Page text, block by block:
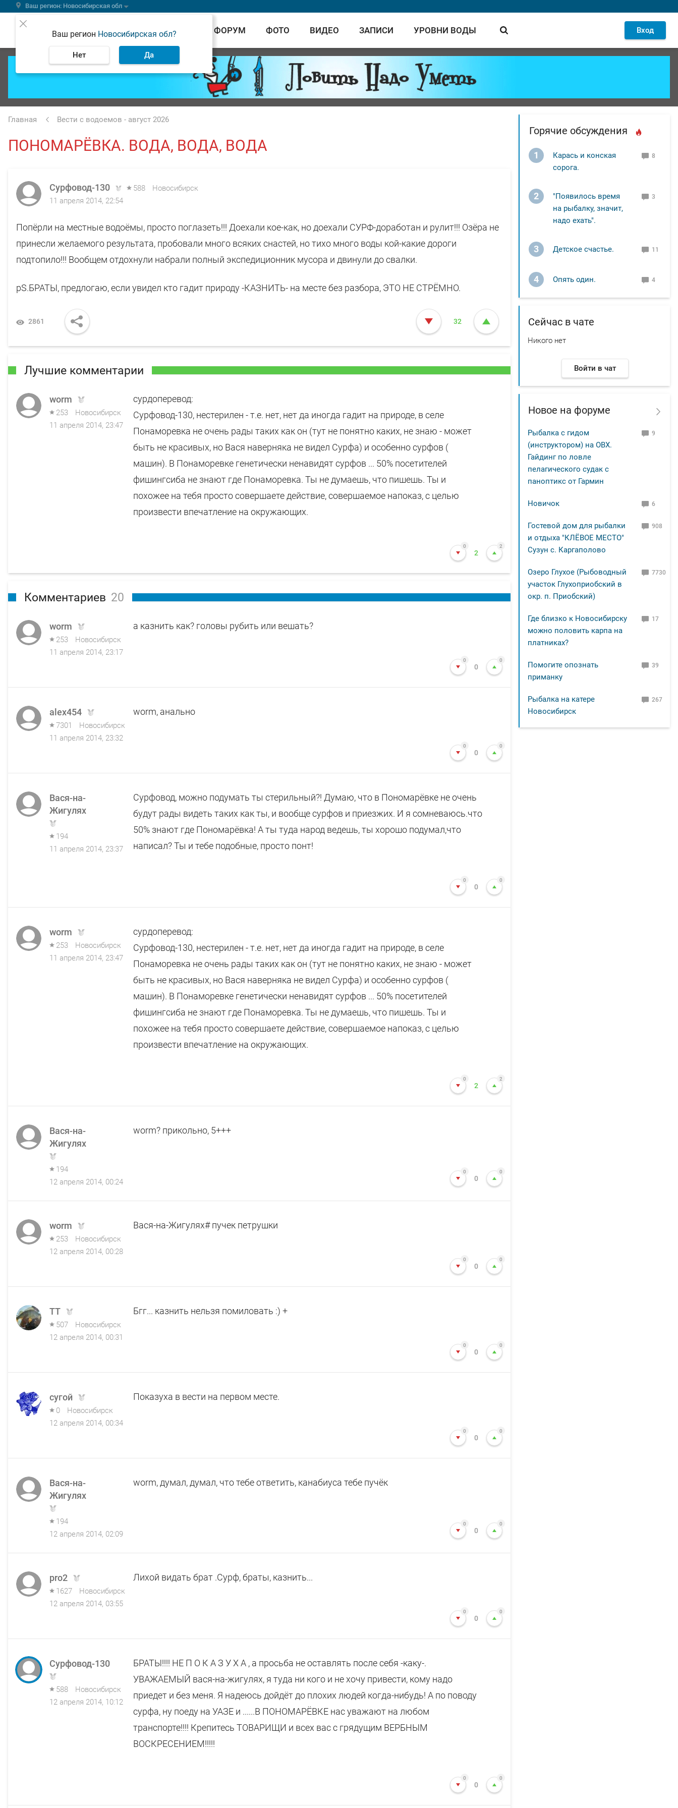
Ваш регион: Новосибирская обл
Ваш регион Новосибирская обл?
Нет Да
ВЕСТИ ФОРУМ ФОТО ВИДЕО ЗАПИСИ УРОВНИ ВОДЫ Вход
Главная Вести с водоемов - август 2026
ПОНОМАРЁВКА. ВОДА, ВОДА, ВОДА
Сурфовод-130 588
Новосибирск
11 апреля 2014, 22:54
Попёрли на местные водоёмы, просто поглазеть!!! Доехали кое-как, но доехали СУРФ-доработан и рулит!!! Озёра не
принесли желаемого результата, пробовали много всяких снастей, но тихо много воды кой-какие дороги
подтопило!!! Вообщем отдохнули набрали полный экспедиционник мусора и двинули до свалки.
pS.БРАТЫ, предлогаю, если увидел кто гадит природу -КАЗНИТЬ- на месте без разбора, ЭТО НЕ СТРЁМНО.
2861 32
Лучшие комментарии
worm
253
Новосибирск
11 апреля 2014, 23:47
сурдоперевод:
Сурфовод-130, нестерилен - т.е. нет, нет да иногда гадит на природе, в селе
Понаморевка не очень рады таких как он (тут не понятно каких, не знаю - может
быть не красивых, но Вася наверняка не видел Сурфа) и особенно сурфов (
машин). В Понаморевке генетически ненавидят сурфов ... 50% посетителей
фишингсиба не знают где Понаморевка. Ты не думаешь, что пишешь. Ты и
похожее на тебя просто совершаете действие, совершаемое напоказ, с целью
произвести впечатление на окружающих.
0
2
2
Комментариев 20
worm
253
Новосибирск
11 апреля 2014, 23:17
а казнить как? головы рубить или вешать?
0
0
0
alex454
7301
Новосибирск
11 апреля 2014, 23:32
worm, анально
0
0
0
Вася-на-
Жигулях
194
11 апреля 2014, 23:37
Cурфовод, можно подумать ты стерильный?! Думаю, что в Пономарёвке не очень
будут рады видеть таких как ты, и вообще сурфов и приезжих. И я сомневаюсь.что
50% знают где Пономарёвка! А ты туда народ ведешь, ты хорошо подумал,что
написал? Ты и тебе подобные, просто понт!
0
0
0
worm
253
Новосибирск
11 апреля 2014, 23:47
сурдоперевод:
Сурфовод-130, нестерилен - т.е. нет, нет да иногда гадит на природе, в селе
Понаморевка не очень рады таких как он (тут не понятно каких, не знаю - может
быть не красивых, но Вася наверняка не видел Сурфа) и особенно сурфов (
машин). В Понаморевке генетически ненавидят сурфов ... 50% посетителей
фишингсиба не знают где Понаморевка. Ты не думаешь, что пишешь. Ты и
похожее на тебя просто совершаете действие, совершаемое напоказ, с целью
произвести впечатление на окружающих.
0
2
2
Вася-на-
Жигулях
194
12 апреля 2014, 00:24
worm? прикольно, 5+++
0
0
0
worm
253
Новосибирск
12 апреля 2014, 00:28
Вася-на-Жигулях# пучек петрушки
0
0
0
ТТ
507
Новосибирск
12 апреля 2014, 00:31
Бгг... казнить нельзя помиловать :) +
0
0
0
сугой
0
Новосибирск
12 апреля 2014, 00:34
Показуха в вести на первом месте.
0
0
0
Вася-на-
Жигулях
194
12 апреля 2014, 02:09
worm, думал, думал, что тебе ответить, канабиуса тебе пучёк
0
0
0
pro2
1627
Новосибирск
12 апреля 2014, 03:55
Лихой видать брат .Сурф, браты, казнить...
0
0
0
Сурфовод-130
588
Новосибирск
12 апреля 2014, 10:12
БРАТЫ!!!! НЕ П О К А З У Х А , а просьба не оставлять после себя -каку-.
УВАЖАЕМЫЙ вася-на-жигулях, я туда ни кого и не хочу привести, кому надо
приедет и без меня. Я надеюсь дойдёт до плохих людей когда-нибудь! А по поводу
сурфа, ну поеду на УАЗЕ и ......В ПОНОМАРЁВКЕ нас уважают на любом
транспорте!!!! Крепитесь ТОВАРИЩИ и всех вас с грядущим ВЕРБНЫМ
ВОСКРЕСЕНИЕМ!!!!!
0
0
0
Горячие обсуждения
1
Карась и конская
сорога.
8
2
"Появилось время
на рыбалку, значит,
надо ехать".
3
3 Детское счастье. 11
4 Опять один. 4
Сейчас в чате
Никого нет
Войти в чат
Новое на форуме
Рыбалка с гидом
(инструктором) на ОВХ.
Гайдинг по ловле
пелагического судак с
паноптикс от Гармин
9
Новичок 6
Гостевой дом для рыбалки
и отдыха "КЛЁВОЕ МЕСТО"
Сузун с. Каргаполово
908
Озеро Глухое (Рыбоводный
участок Глухоприобский в
окр. п. Приобский)
7730
Где близко к Новосибирску
можно половить карпа на
платниках?
17
Помогите опознать
приманку
39
Рыбалка на катере
Новосибирск
267